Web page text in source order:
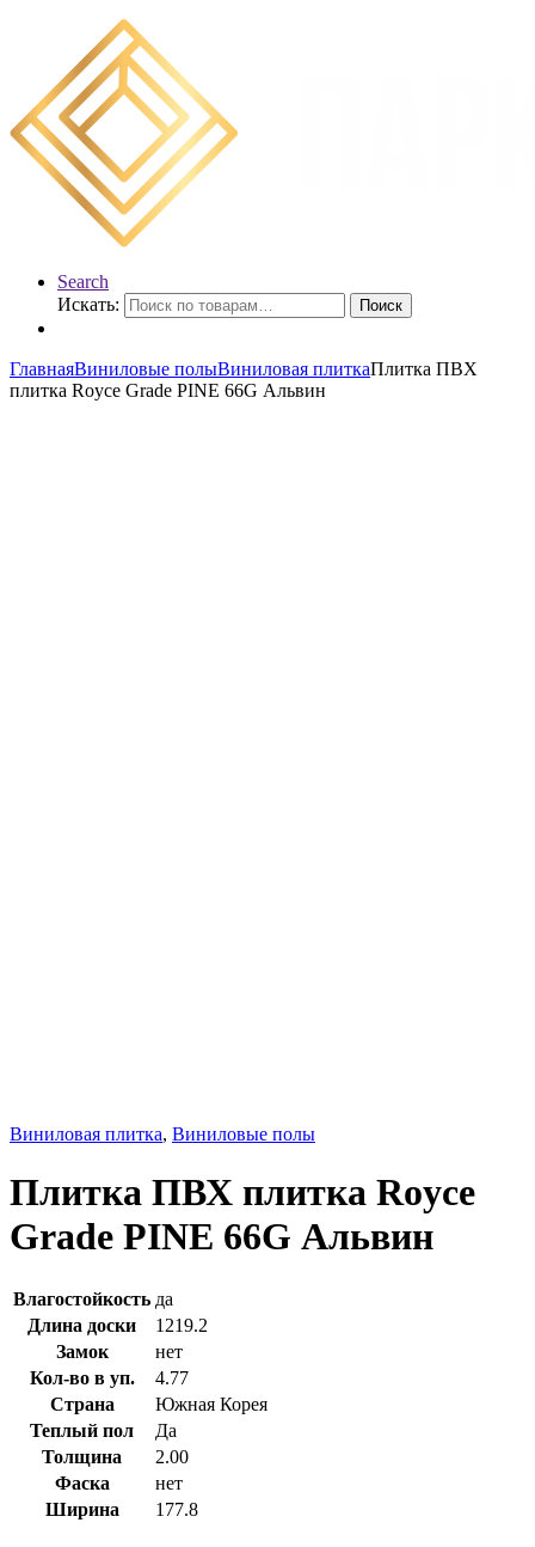
Search
Искать:
Поиск
ГлавнаяВиниловые полыВиниловая плиткаПлитка ПВХ
плитка Royce Grade PINE 66G Альвин
Виниловая плитка, Виниловые полы
Плитка ПВХ плитка Royce
Grade PINE 66G Альвин
Влагостойкость да
Длина доски
1219.2
Замок
нет
Кол-во в уп.
4.77
Страна
Южная Корея
Теплый пол
Да
Толщина
2.00
Фаска
нет
Ширина
177.8